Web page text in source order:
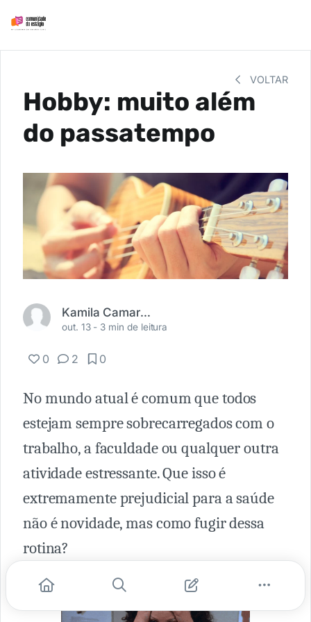
VOLTAR
Hobby: muito além
do passatempo
Kamila Camargo Dolinski
out. 13 - 3 min de leitura
0 2 0
No mundo atual é comum que todos
estejam sempre sobrecarregados com o
trabalho, a faculdade ou qualquer outra
atividade estressante. Que isso é
extremamente prejudicial para a saúde
não é novidade, mas como fugir dessa
rotina?